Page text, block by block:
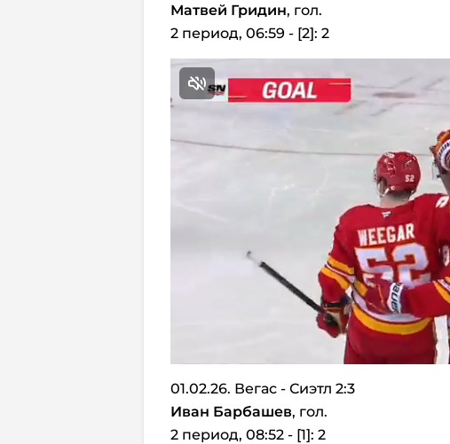
Матвей Гридин, гол.
2 период, 06:59 - [2]: 2
01.02.26. Вегас - Сиэтл 2:3
Иван Барбашев, гол.
2 период, 08:52 - [1]: 2